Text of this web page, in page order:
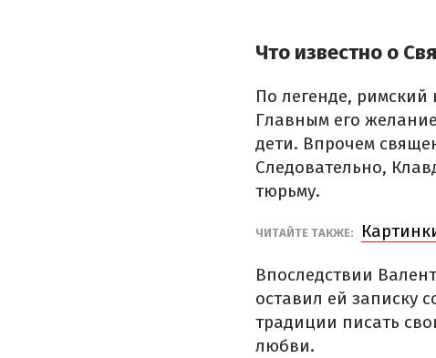
Что известно о
По легенде, римский
Главным его
дети. Впрочем
Следовательно,
тюрьму.
​ЧИТАЙТЕ ТАКЖЕ:
Впоследствии
оставил ей записку
традиции писать
любви.